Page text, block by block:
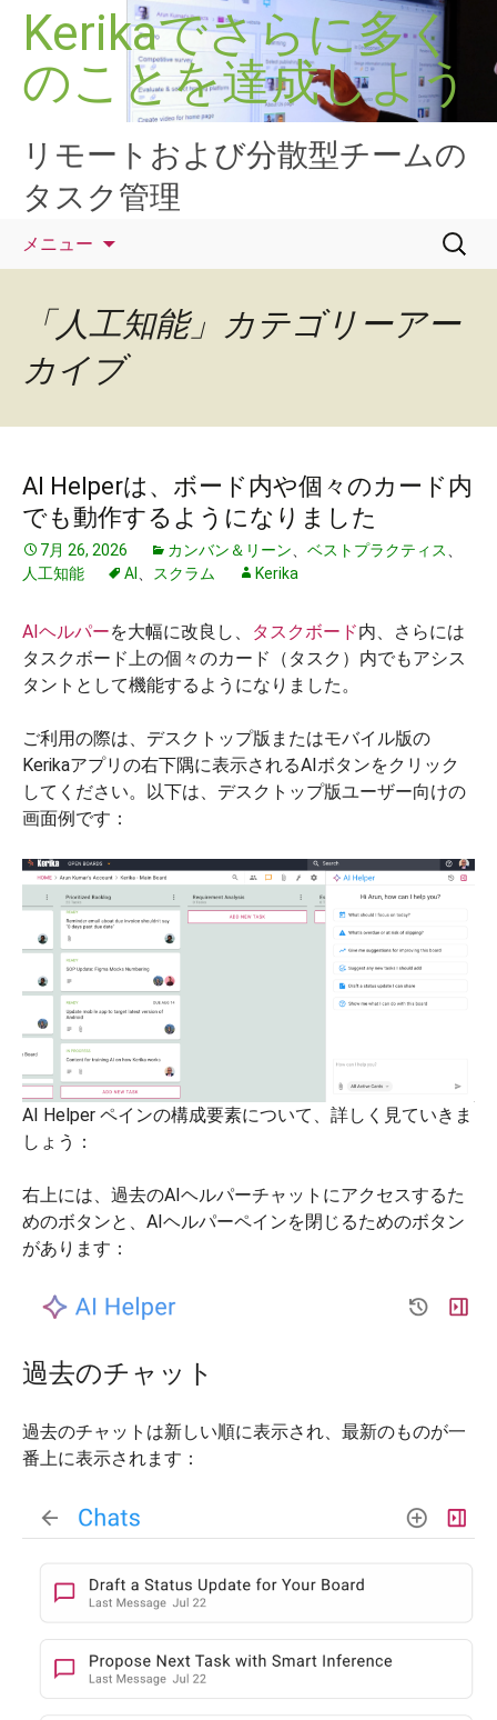
Kerikaでさらに多く
のことを達成しよう
リモートおよび分散型チームの
タスク管理
メニュー
検
索:
「人工知能」カテゴリーアー
カイブ
AI Helperは、ボード内や個々のカード内
でも動作するようになりました
7月 26, 2026 カンバン＆リーン ベストプラクティス
人工知能
AI スクラム Kerika
AIヘルパーを大幅に改良し、 タスクボード内、さらには
タスクボード上の個々のカード（タスク）内でもアシス
タントとして機能するようになりました。
ご利用の際は、デスクトップ版またはモバイル版の
Kerikaアプリの右下隅に表示されるAIボタンをクリック
してください。以下は、デスクトップ版ユーザー向けの
画面例です：
AI Helper ペインの構成要素について、詳しく見ていきま
しょう：
右上には、過去のAIヘルパーチャットにアクセスするた
めのボタンと、AIヘルパーペインを閉じるためのボタン
があります：
過去のチャット
過去のチャットは新しい順に表示され、最新のものが一
番上に表示されます：